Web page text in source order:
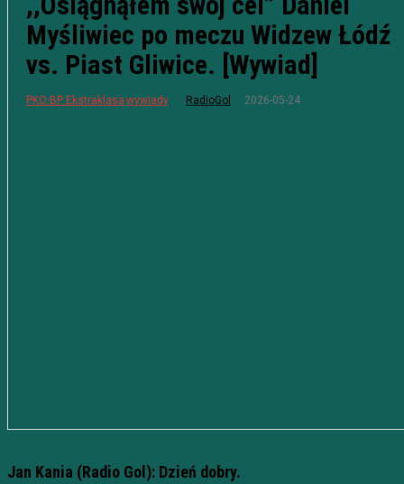
Myśliwiec po meczu Widzew Łódź
vs. Piast Gliwice. [Wywiad]
PKO BP Ekstraklasa wywiady RadioGol 2026-05-24
Jan Kania (Radio Gol): Dzień dobry.